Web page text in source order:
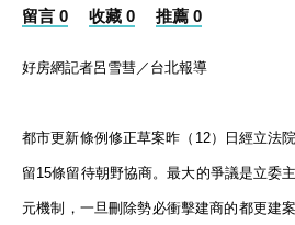
留言 0 收藏 0 推薦 0
好房網記者呂雪彗／台北報導
都市更新條例修正草案昨（12）日經立法
留15條留待朝野協商。最大的爭議是立委
元機制，一旦刪除勢必衝擊建商的都更建